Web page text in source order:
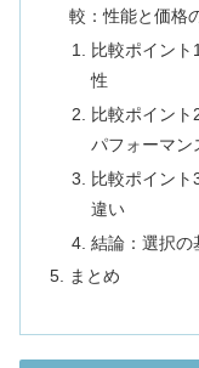
較：性能と価格
比較ポイン
性
比較ポイント
パフォーマン
比較ポイン
違い
結論：選択の
まとめ